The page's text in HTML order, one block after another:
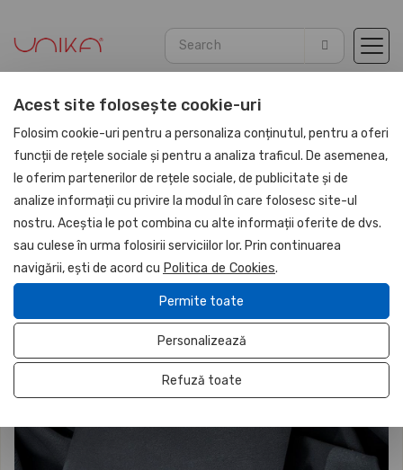
Home Agendas Genuine Leather 2026
UNIKA
Acest site folosește cookie-uri
Folosim cookie-uri pentru a personaliza conținutul, pentru a oferi
funcții de rețele sociale și pentru a analiza traficul. De asemenea,
le oferim partenerilor de rețele sociale, de publicitate și de
analize informații cu privire la modul în care folosesc site-ul
nostru. Aceștia le pot combina cu alte informații oferite de dvs.
sau culese în urma folosirii serviciilor lor. Prin continuarea
navigării, ești de acord cu Politica de Cookies.
Permite toate
Personalizează
Refuză toate